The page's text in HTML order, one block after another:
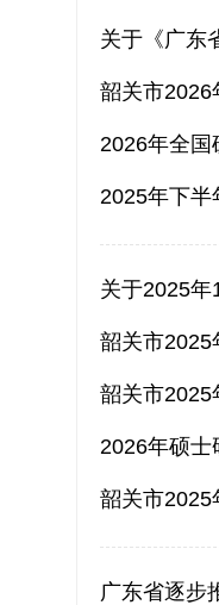
关于《广东
韶关市2026
2026年全国
2025年下半
关于2025年
韶关市2025
韶关市2025
2026年硕士
韶关市2025
广东省逐步